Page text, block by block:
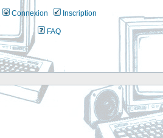
Connexion Inscription
FAQ